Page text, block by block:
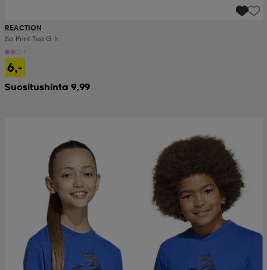
REACTION
So Print Tee G Jr
6,-
Suositushinta 9,99